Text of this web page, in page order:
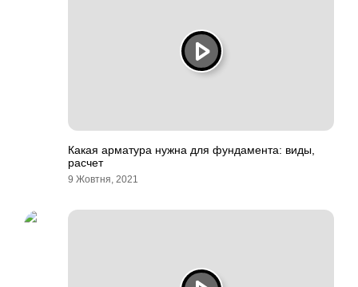
Какая арматура нужна для фундамента: виды,
расчет
9 Жовтня, 2021